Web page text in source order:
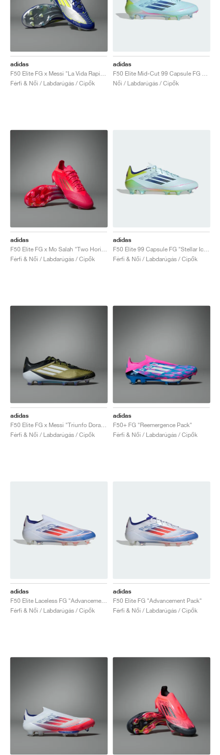
adidas
Férfi & Női / Labdarúgás / Cipők
adidas
Női / Labdarúgás / Cipők
adidas
Férfi & Női / Labdarúgás / Cipők
adidas
Férfi & Női / Labdarúgás / Cipők
adidas
Férfi & Női / Labdarúgás / Cipők
adidas
F50+ FG "Reemergence Pack"
Férfi & Női / Labdarúgás / Cipők
adidas
Férfi & Női / Labdarúgás / Cipők
adidas
F50 Elite FG "Advancement Pack"
Férfi & Női / Labdarúgás / Cipők